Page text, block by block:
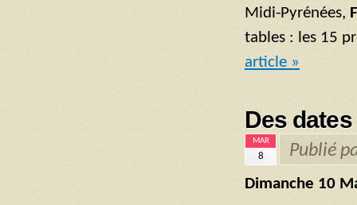
Midi-Pyrénées,
tables : les 15
article »
Des
MAR
8 Publié
Dimanche 10